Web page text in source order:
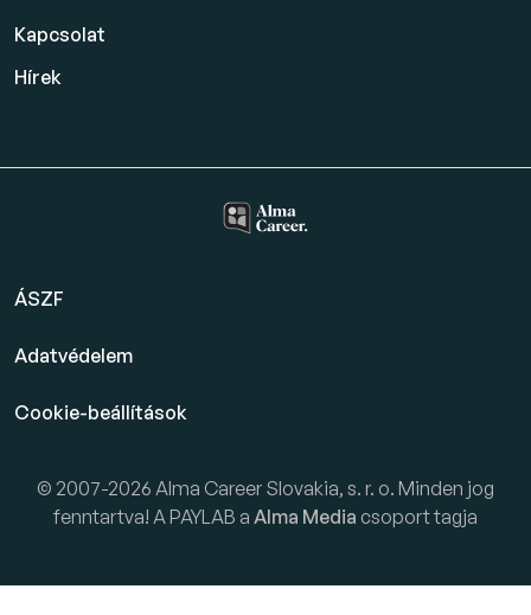
Kapcsolat
Hírek
ÁSZF
Adatvédelem
Cookie-beállítások
© 2007-2026 Alma Career Slovakia, s. r. o. Minden jog
fenntartva! A PAYLAB a Alma Media csoport tagja